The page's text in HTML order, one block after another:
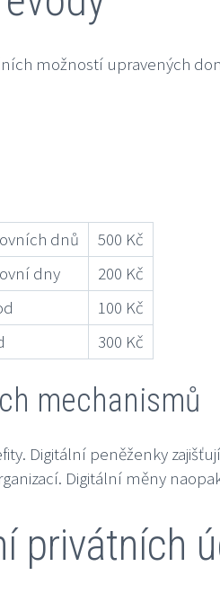
možností upravených
dnů
500 Kč
dny
200 Kč
100 Kč
300 Kč
mechanismů
Digitální peněženky
Digitální měny
privátních